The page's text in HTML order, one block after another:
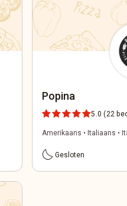
Popina
5.0 (22
Amerikaans • Italiaans •
bedtimeGesloten